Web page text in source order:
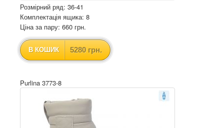
Розмірний ряд: 36-41
Комплектація ящика: 8
Ціна за пару: 660 грн.
В КОШИК 5280 грн.
Purlina 3773-8